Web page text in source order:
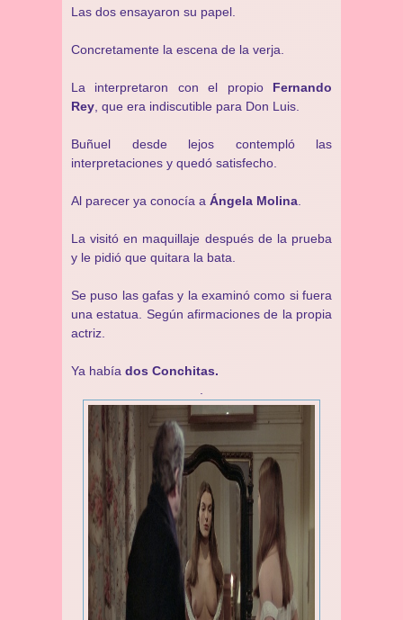
Las dos ensayaron su papel.
Concretamente la escena de la verja.
La interpretaron con el propio Fernando
Rey , que era indiscutible para Don Luis.
Buñuel desde lejos contempló las
interpretaciones y quedó satisfecho.
Al parecer ya conocía a Ángela Molina
La visitó en maquillaje después de la prueba
y le pidió que quitara la bata.
Se puso las gafas y la examinó como si fuera
una estatua. Según afirmaciones de la propia
actriz.
Ya había dos Conchitas.